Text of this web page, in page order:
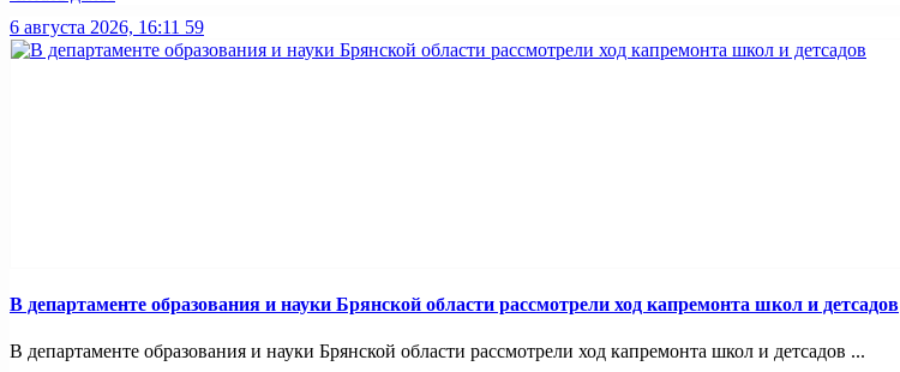
6 августа 2026, 16:11 59
В департаменте образования и науки Брянской области рассмотрели ход капремонта школ и детсадов
В департаменте образования и науки Брянской области рассмотрели ход капремонта школ и детсадов ...